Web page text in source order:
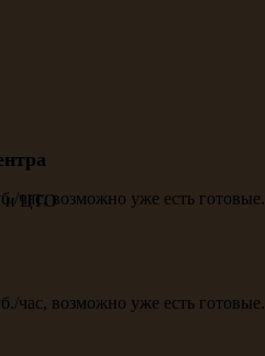
час, возможно уже есть готовые.
и ЦТО
час, возможно уже есть готовые.